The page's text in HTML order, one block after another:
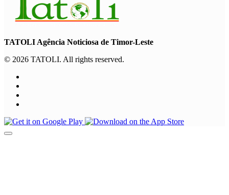
TATOLI Agência Noticiosa de Timor-Leste
© 2026 TATOLI. All rights reserved.